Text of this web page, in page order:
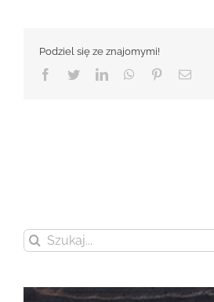
Podziel się ze znajomymi!
Facebook
TwitterLinkedInWhatsApp
PinterestEmail
Szukaj